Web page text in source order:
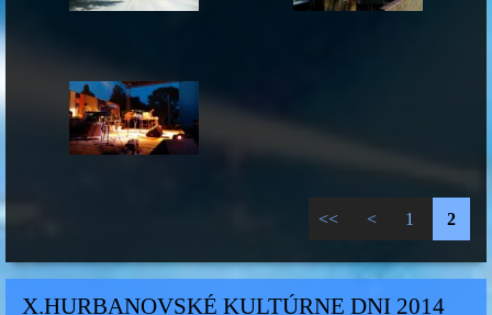
<< < 1 2
X.HURBANOVSKÉ KULTÚRNE DNI 2014